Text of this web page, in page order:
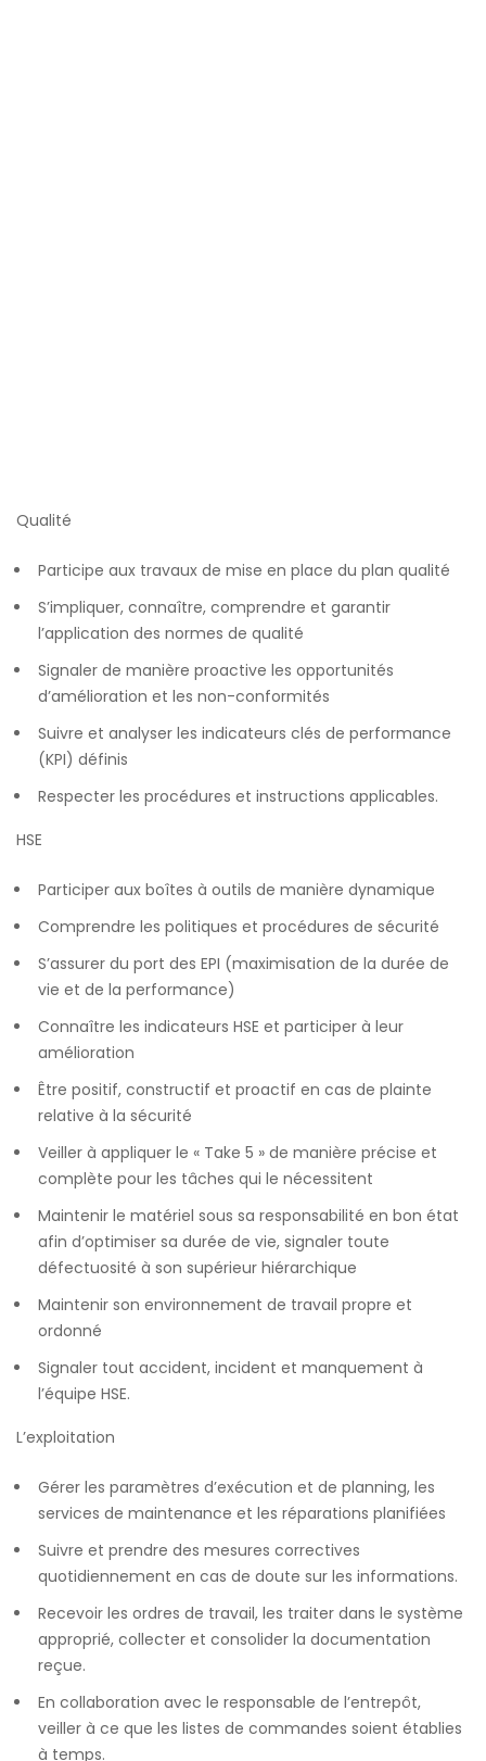
Qualité
Participe aux travaux de mise en place du plan qualité
S’impliquer, connaître, comprendre et garantir
l’application des normes de qualité
Signaler de manière proactive les opportunités
d’amélioration et les non-conformités
Suivre et analyser les indicateurs clés de performance
(KPI) définis
Respecter les procédures et instructions applicables.
HSE
Participer aux boîtes à outils de manière dynamique
Comprendre les politiques et procédures de sécurité
S’assurer du port des EPI (maximisation de la durée de
vie et de la performance)
Connaître les indicateurs HSE et participer à leur
amélioration
Être positif, constructif et proactif en cas de plainte
relative à la sécurité
Veiller à appliquer le « Take 5 » de manière précise et
complète pour les tâches qui le nécessitent
Maintenir le matériel sous sa responsabilité en bon état
afin d’optimiser sa durée de vie, signaler toute
défectuosité à son supérieur hiérarchique
Maintenir son environnement de travail propre et
ordonné
Signaler tout accident, incident et manquement à
l’équipe HSE.
L’exploitation
Gérer les paramètres d’exécution et de planning, les
services de maintenance et les réparations planifiées
Suivre et prendre des mesures correctives
quotidiennement en cas de doute sur les informations.
Recevoir les ordres de travail, les traiter dans le système
approprié, collecter et consolider la documentation
reçue.
En collaboration avec le responsable de l’entrepôt,
veiller à ce que les listes de commandes soient établies
à temps.